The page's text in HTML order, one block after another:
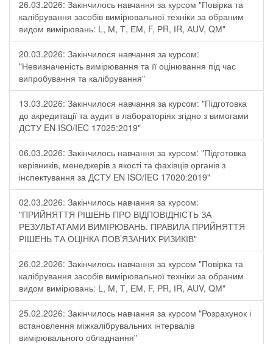
26.03.2026: Закінчилось навчання за курсом "Повірка та
калібрування засобів вимірювальної техніки за обраним
видом вимірювань: L, М, Т, ЕМ, F, РR, ІR, АUV, QМ"
20.03.2026: Закінчилося навчання за курсом:
"Невизначеність вимірювання та її оцінювання під час
випробування та калібрування"
13.03.2026: Закінчилося навчання за курсом: "Підготовка
до акредитації та аудит в лабораторіях згідно з вимогами
ДСТУ EN ISO/IEC 17025:2019"
06.03.2026: Закінчилось навчання за курсом: "Підготовка
керівників, менеджерів з якості та фахівців органів з
інспектування за ДСТУ EN ISO/IEC 17020:2019"
02.03.2026: Закінчилось навчання за курсом:
"ПРИЙНЯТТЯ РІШЕНЬ ПРО ВІДПОВІДНІСТЬ ЗА
РЕЗУЛЬТАТАМИ ВИМІРЮВАНЬ. ПРАВИЛА ПРИЙНЯТТЯ
РІШЕНЬ ТА ОЦІНКА ПОВ’ЯЗАНИХ РИЗИКІВ"
26.02.2026: Закінчилось навчання за курсом "Повірка та
калібрування засобів вимірювальної техніки за обраним
видом вимірювань: L, М, Т, ЕМ, F, РR, ІR, АUV, QМ"
25.02.2026: Закінчилось навчання за курсом "Розрахунок і
встановлення міжкалібрувальних інтервалів
вимірювального обладнання"